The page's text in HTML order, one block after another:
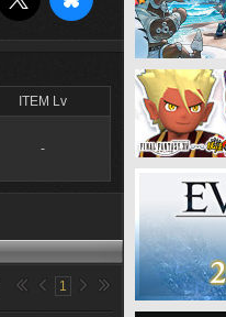
ITEM Lv
-
1